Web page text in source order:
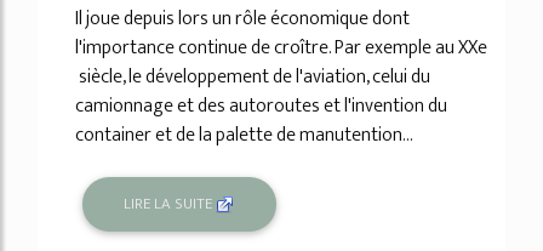
Il joue depuis lors un rôle économique dont
l'importance continue de croître. Par exemple au XXe
siècle, le développement de l'aviation, celui du
camionnage et des autoroutes et l'invention du
container et de la palette de manutention...
LIRE LA SUITE